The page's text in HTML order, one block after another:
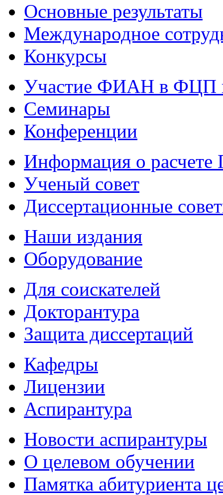
Основные результаты
Международное
Конкурсы
Участие ФИАН в ФЦП
Семинары
Конференции
Информация о
Ученый совет
Диссертационные
Наши издания
Оборудование
Для соискателей
Докторантура
Защита диссертаций
Кафедры
Лицензии
Аспирантура
Новости аспирантуры
О целевом обучении
Памятка абитуриента